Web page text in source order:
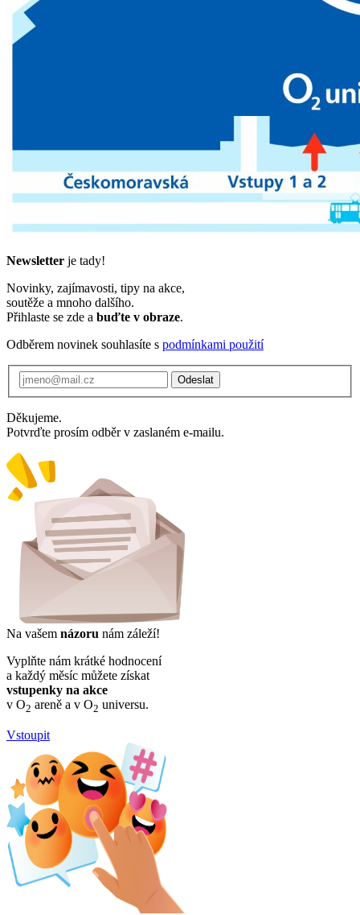
Newsletter je tady!
Novinky, zajímavosti, tipy na akce,
soutěže a mnoho dalšího.
Přihlaste se zde a buďte v obraze.
Odběrem novinek souhlasíte s podmínkami použití
Odeslat
Děkujeme.
Potvrďte prosím odběr v zaslaném e-mailu.
Na vašem názoru nám záleží!
Vyplňte nám krátké hodnocení
a každý měsíc můžete získat
vstupenky na akce
v O2 areně a v O2 universu.
Vstoupit